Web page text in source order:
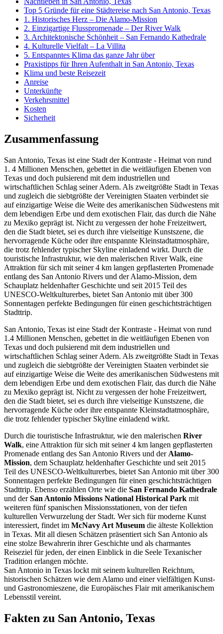
Top 5 Gründe für eine Städtereise nach San Antonio, Texas
1. Historisches Herz – Die Alamo-Mission
2. Einzigartige Flusspromenade – Der River Walk
3. Architektonische Schönheit – San Fernando Kathedrale
4. Kulturelle Vielfalt – La Villita
5. Entspanntes Klima das ganze Jahr über
Praxistipps für Ihren Aufenthalt in San Antonio, Texas
Klima und beste Reisezeit
Anreise
Unterkünfte
Verkehrsmittel
Kosten
Sicherheit
Zusammenfassung
San Antonio, Texas ist eine Stadt der Kontraste - Heimat von rund
1. 4 Millionen Menschen, gebettet in die weitläufigen Ebenen von
Texas und doch pulsierend mit dem industriellen und
wirtschaftlichen Schlag seiner Adern. Als zweitgrößte Stadt in Texas
und zugleich die siebtgrößte der Vereinigten Staaten verbindet sie
auf einzigartige Weise die Weite des amerikanischen Südwestens mit
dem lebendigen Erbe und dem exotischen Flair, das durch die Nähe
zu Mexiko geprägt ist. Nicht zu vergessen der hohe Freizeitwert,
den die Stadt bietet, sei es durch ihre vielseitige Kunstszene, die
hervorragende Küche oder ihre entspannte Kleinstadtatmosphäre,
die trotz fehlender typischer Skyline einladend wirkt. Durch die
touristische Infrastruktur, wie den malerischen River Walk, eine
Attraktion für sich mit seiner 4 km langen gepflasterten Promenade
entlang des San Antonio Rivers und der Alamo-Mission, dem
Schauplatz heldenhafter Geschichte und seit 2015 Teil des
UNESCO-Weltkulturerbes, bietet San Antonio mit über 300
Sonnentagen perfekte Bedingungen für einen geschichtsträchtigen
Stadttrip.
San Antonio, Texas ist eine Stadt der Kontraste - Heimat von rund
1.4 Millionen Menschen, gebettet in die weitläufigen Ebenen von
Texas und doch pulsierend mit dem industriellen und
wirtschaftlichen Schlag seiner Adern. Als zweitgrößte Stadt in Texas
und zugleich die siebtgrößte der Vereinigten Staaten verbindet sie
auf einzigartige Weise die Weite des amerikanischen Südwestens mit
dem lebendigen Erbe und dem exotischen Flair, das durch die Nähe
zu Mexiko geprägt ist. Nicht zu vergessen der hohe Freizeitwert,
den die Stadt bietet, sei es durch ihre vielseitige Kunstszene, die
hervorragende Küche oder ihre entspannte Kleinstadtatmosphäre,
die trotz fehlender typischer Skyline einladend wirkt.
Durch die touristische Infrastruktur, wie den malerischen River
Walk, eine Attraktion für sich mit seiner 4 km langen gepflasterten
Promenade entlang des San Antonio Rivers und der Alamo-
Mission, dem Schauplatz heldenhafter Geschichte und seit 2015
Teil des UNESCO-Weltkulturerbes, bietet San Antonio mit über 300
Sonnentagen perfekte Bedingungen für einen geschichtsträchtigen
Stadttrip. Ebenso erzählen Orte wie die San Fernando Kathedrale
und derSan Antonio Missions National Historical Park mit
weiteren fünf spanischen Missionsstationen, von der tiefen
kulturellen Verwurzelung der Stadt. Wer sich für moderne Kunst
interessiert, findet im McNavy Art Museum die älteste Kollektion
in Texas. Mit all diesen Schätzen präsentiert sich San Antonio als
eine stolze Bewahrerin ihrer Geschichte und als charmantes
Reiseziel für jeden, der einen Einblick in die Seele Texanischer
Tradition erlangen möchte.
San Antonio in Texas lockt mit seinem kulturellen Reichtum,
historischen Schätzen wie dem Alamo und einer vielfältigen Kunst-
und Gastronomieszene, die Europäisches Flair mit amerikanischem
Lebensstil vereint.
Fakten zu San Antonio, Texas